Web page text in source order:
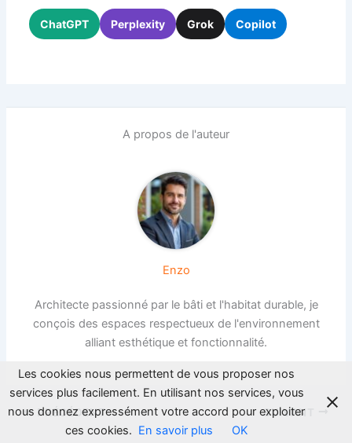
ChatGPT Perplexity Grok Copilot
A propos de l'auteur
Enzo
Architecte passionné par le bâti et l'habitat durable, je
conçois des espaces respectueux de l'environnement
alliant esthétique et fonctionnalité.
PRÉCÉDENT SUIVANT
Les cookies nous permettent de vous proposer nos
services plus facilement. En utilisant nos services, vous
nous donnez expressément votre accord pour exploiter
ces cookies. En savoir plus OK